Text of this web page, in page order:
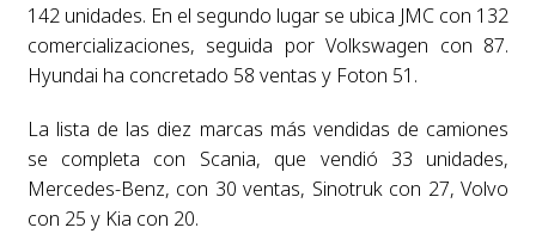
142 unidades. En el segundo lugar se ubica JMC con 132
comercializaciones, seguida por Volkswagen con 87.
Hyundai ha concretado 58 ventas y Foton 51.
La lista de las diez marcas más vendidas de camiones
se completa con Scania, que vendió 33 unidades,
Mercedes-Benz, con 30 ventas, Sinotruk con 27, Volvo
con 25 y Kia con 20.